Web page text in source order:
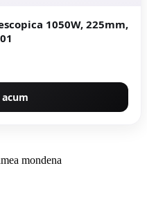
1050W, 225mm,
mondena